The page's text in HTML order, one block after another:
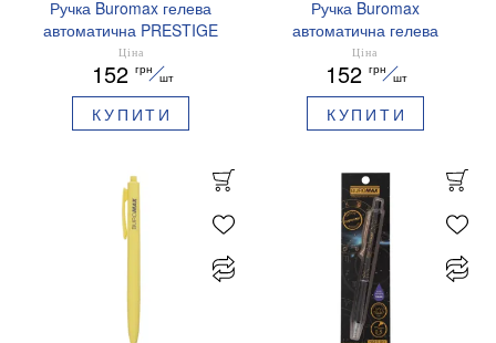
Ручка Buromax гелева
автоматична PRESTIGE
SILVER 0,5 мм сині
чорнила BM.83102
Ціна
152 грн
шт
КУПИТИ
Ручка Buromax
автоматична гелева
PRESTIGE GOLD 0,5 мм
сині чорнила BM.83101
Ціна
152 грн
шт
КУПИТИ